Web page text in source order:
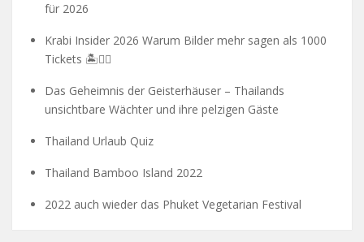
für 2026
Krabi Insider 2026 Warum Bilder mehr sagen als 1000
Tickets 🏝️🧗‍♂️
Das Geheimnis der Geisterhäuser – Thailands
unsichtbare Wächter und ihre pelzigen Gäste
Thailand Urlaub Quiz
Thailand Bamboo Island 2022
2022 auch wieder das Phuket Vegetarian Festival